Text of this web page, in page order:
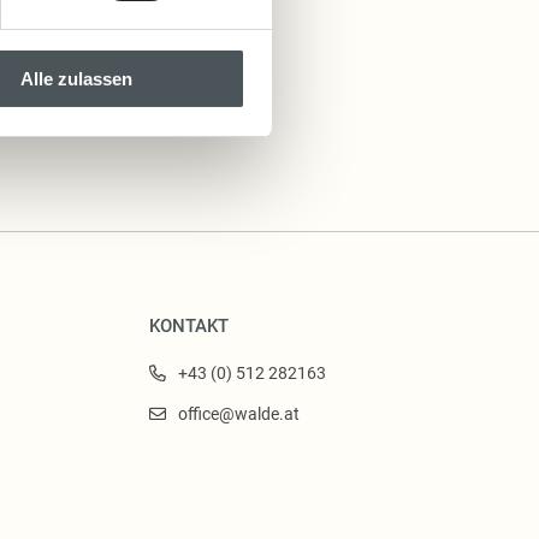
Alle zulassen
KONTAKT
+43 (0) 512 282163
office@walde.at